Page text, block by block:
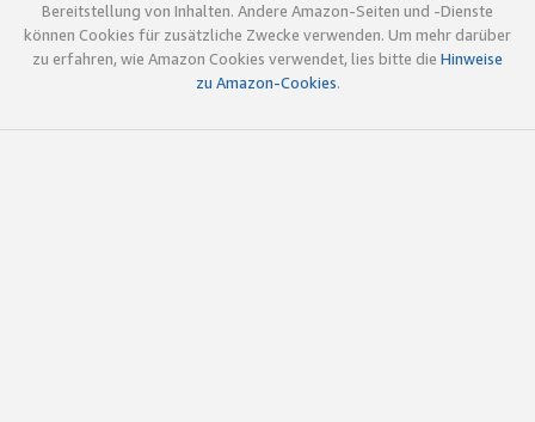
Bereitstellung von Inhalten. Andere Amazon-Seiten und -Dienste
können Cookies für zusätzliche Zwecke verwenden. Um mehr darüber
zu erfahren, wie Amazon Cookies verwendet, lies bitte die Hinweise
zu Amazon-Cookies.